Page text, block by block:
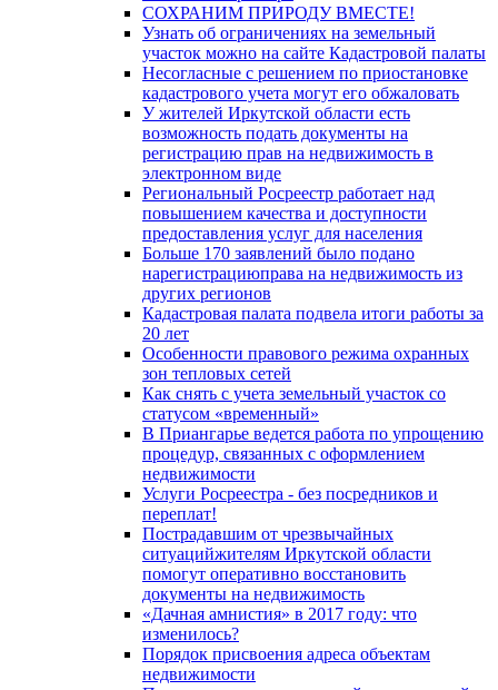
СОХРАНИМ ПРИРОДУ ВМЕСТЕ!
Узнать об ограничениях на земельный
участок можно на сайте Кадастровой палаты
Несогласные с решением по приостановке
кадастрового учета могут его обжаловать
У жителей Иркутской области есть
возможность подать документы на
регистрацию прав на недвижимость в
электронном виде
Региональный Росреестр работает над
повышением качества и доступности
предоставления услуг для населения
Больше 170 заявлений было подано
нарегистрациюправа на недвижимость из
других регионов
Кадастровая палата подвела итоги работы за
20 лет
Особенности правового режима охранных
зон тепловых сетей
Как снять с учета земельный участок со
статусом «временный»
В Приангарье ведется работа по упрощению
процедур, связанных с оформлением
недвижимости
Услуги Росреестра - без посредников и
переплат!
Пострадавшим от чрезвычайных
ситуацийжителям Иркутской области
помогут оперативно восстановить
документы на недвижимость
«Дачная амнистия» в 2017 году: что
изменилось?
Порядок присвоения адреса объектам
недвижимости